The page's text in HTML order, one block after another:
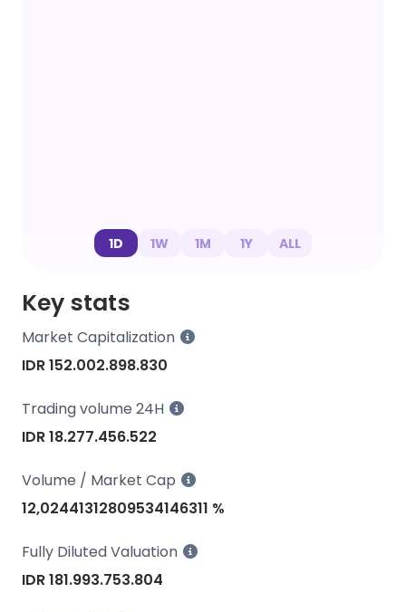
1D 1W 1M 1Y ALL
Key stats
Market Capitalization
IDR 152.002.898.830
Trading volume 24H
IDR 18.277.456.522
Volume / Market Cap
12,02441312809534146311 %
Fully Diluted Valuation
IDR 181.993.753.804